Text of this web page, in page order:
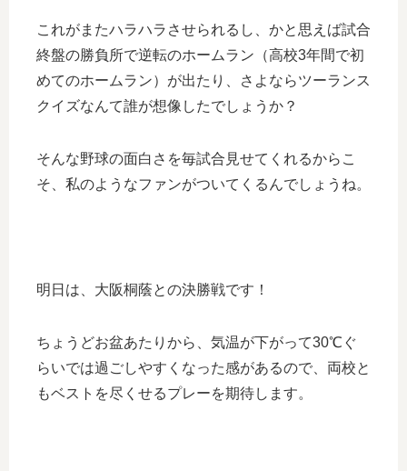
これがまたハラハラさせられるし、かと思えば試合
終盤の勝負所で逆転のホームラン（高校3年間で初
めてのホームラン）が出たり、さよならツーランス
クイズなんて誰が想像したでしょうか？
そんな野球の面白さを毎試合見せてくれるからこ
そ、私のようなファンがついてくるんでしょうね。
明日は、大阪桐蔭との決勝戦です！
ちょうどお盆あたりから、気温が下がって30℃ぐ
らいでは過ごしやすくなった感があるので、両校と
もベストを尽くせるプレーを期待します。